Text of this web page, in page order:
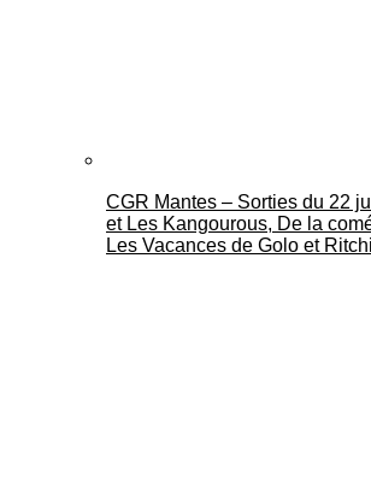
CGR Mantes – Sorties du 22
et Les Kangourous, De la
Les Vacances de Golo et